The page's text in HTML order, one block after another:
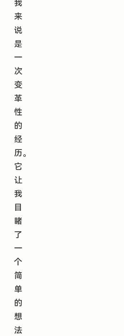
我
来
说
是
一
次
变
革
性
的
经
历。
它
让
我
目
睹
了
一
个
简
单
的
想
法